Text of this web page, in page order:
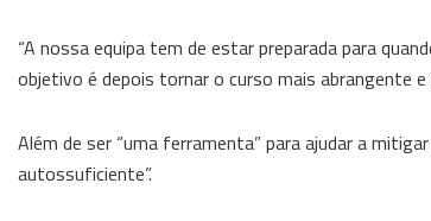
“A nossa equipa tem de estar preparada para
objetivo é depois tornar o curso mais abrangente
Além de ser “uma ferramenta” para ajudar a
autossuficiente”.